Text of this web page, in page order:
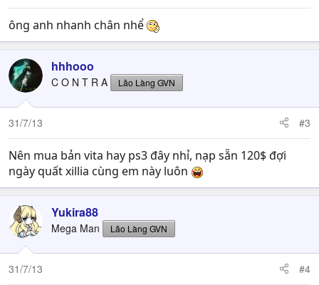
ông anh nhanh chân nhể
hhhooo
C O N T R A Lão Làng GVN
31/7/13 #3
Nên mua bản vita hay ps3 đây nhỉ, nạp sẵn 120$ đợi
ngày quất xillia cùng em này luôn
Yukira88
Mega Man Lão Làng GVN
31/7/13 #4